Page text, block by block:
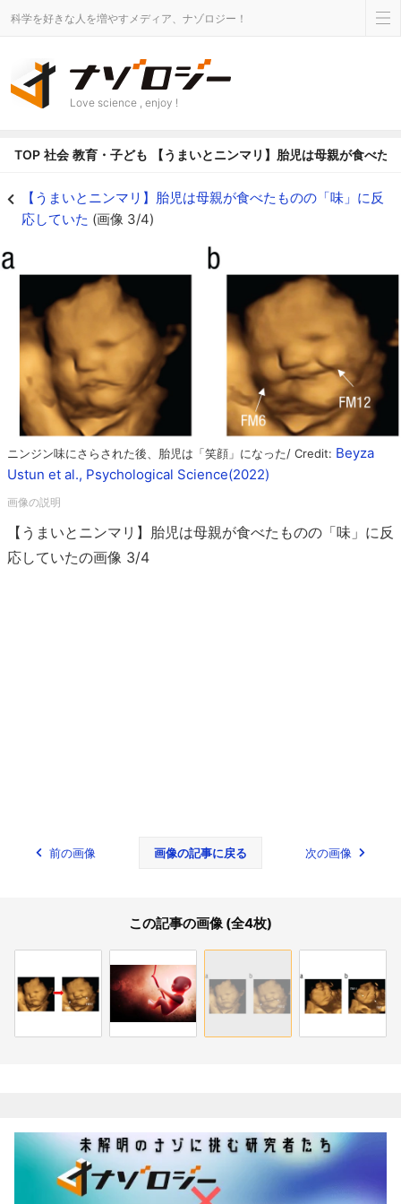
科学を好きな人を増やすメディア、ナゾロジー！
Love science , enjoy !
TOP 社会 教育・子ども 【うまいとニンマリ】胎児は母親が食べた
【うまいとニンマリ】胎児は母親が食べたものの「味」に反
応していた (画像 3/4)
ニンジン味にさらされた後、胎児は「笑顔」になった/ Credit: Beyza
Ustun et al., Psychological Science(2022)
【うまいとニンマリ】胎児は母親が食べたものの「味」に反
応していたの画像 3/4
前の画像 画像の記事に戻る 次の画像
この記事の画像 (全4枚)